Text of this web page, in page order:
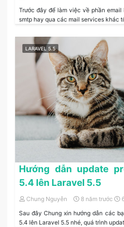
Trước đây để làm việc về phần
smtp hay qua các mail services khác
LARAVEL 5.5
Hướng dẫn update
5.4 lên Laravel 5.5
Chung Nguyễn 8 năm trước
Sau đây Chung xin hướng dẫn các
5.4 lên Laravel 5.5 nhé, quá trình